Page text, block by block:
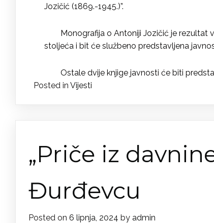
Jozičić (1869.-1945.)”.
Monografija o Antoniji Jozičić je rezultat
stoljeća i bit će službeno predstavljena
Ostale dvije knjige javnosti će biti
Posted in Vijesti
„Priče iz
Đurđevcu
Posted on 6 lipnja, 2024 by admin